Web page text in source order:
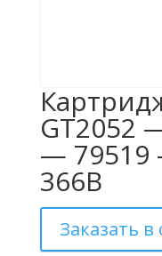
GT2052
— 79519
366B
Заказать